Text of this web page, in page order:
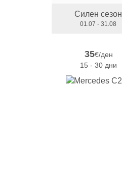
Силен сезон
01.07 - 31.08
35€/ден
15 - 30 дни